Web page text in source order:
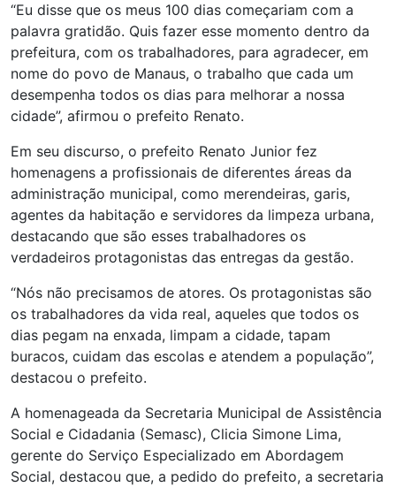
“Eu disse que os meus 100 dias começariam com a
palavra gratidão. Quis fazer esse momento dentro da
prefeitura, com os trabalhadores, para agradecer, em
nome do povo de Manaus, o trabalho que cada um
desempenha todos os dias para melhorar a nossa
cidade”, afirmou o prefeito Renato.
Em seu discurso, o prefeito Renato Junior fez
homenagens a profissionais de diferentes áreas da
administração municipal, como merendeiras, garis,
agentes da habitação e servidores da limpeza urbana,
destacando que são esses trabalhadores os
verdadeiros protagonistas das entregas da gestão.
“Nós não precisamos de atores. Os protagonistas são
os trabalhadores da vida real, aqueles que todos os
dias pegam na enxada, limpam a cidade, tapam
buracos, cuidam das escolas e atendem a população”,
destacou o prefeito.
A homenageada da Secretaria Municipal de Assistência
Social e Cidadania (Semasc), Clicia Simone Lima,
gerente do Serviço Especializado em Abordagem
Social, destacou que, a pedido do prefeito, a secretaria